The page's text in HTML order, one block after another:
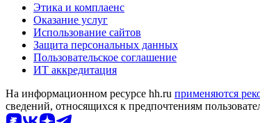
Этика и комплаенс
Оказание услуг
Использование сайтов
Защита персональных данных
Пользовательское соглашение
ИТ аккредитация
На информационном ресурсе hh.ru применяются
сведений, относящихся к предпочтениям